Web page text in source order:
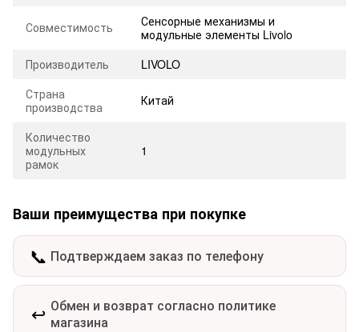
Совместимость
Сенсорные механизмы и
модульные элементы Livolo
Производитель
LIVOLO
Страна
производства
Китай
Количество
модульных
рамок
1
Ваши преимущества при покупке
📞 Подтверждаем заказ по телефону
↩️ Обмен и возврат согласно политике
магазина